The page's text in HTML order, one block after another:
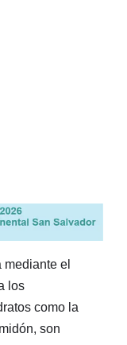
el
los
como la
son